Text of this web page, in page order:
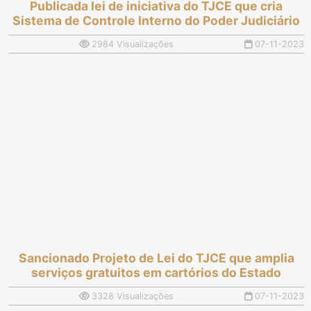
Publicada lei de iniciativa do TJCE que cria
Sistema de Controle Interno do Poder Judiciário
2984 Visualizações 07-11-2023
Sancionado Projeto de Lei do TJCE que amplia
serviços gratuitos em cartórios do Estado
3328 Visualizações 07-11-2023